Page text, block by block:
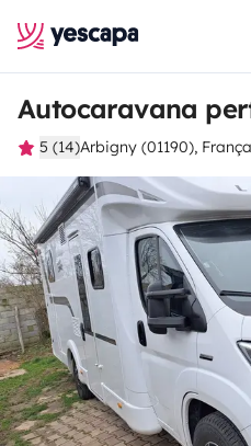
Autocaravana
5 (14)Arbigny (01190), França